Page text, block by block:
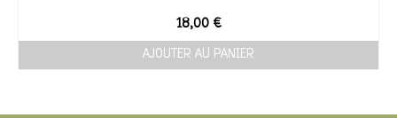
18,00 €
AJOUTER AU PANIER